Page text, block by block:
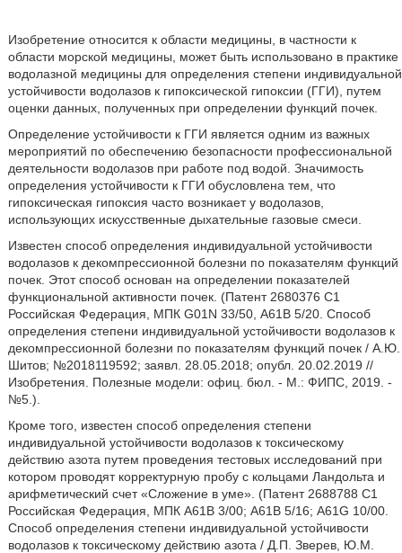
Изобретение относится к области медицины, в частности к
области морской медицины, может быть использовано в практике
водолазной медицины для определения степени индивидуальной
устойчивости водолазов к гипоксической гипоксии (ГГИ), путем
оценки данных, полученных при определении функций почек.
Определение устойчивости к ГГИ является одним из важных
мероприятий по обеспечению безопасности профессиональной
деятельности водолазов при работе под водой. Значимость
определения устойчивости к ГГИ обусловлена тем, что
гипоксическая гипоксия часто возникает у водолазов,
использующих искусственные дыхательные газовые смеси.
Известен способ определения индивидуальной устойчивости
водолазов к декомпрессионной болезни по показателям функций
почек. Этот способ основан на определении показателей
функциональной активности почек. (Патент 2680376 C1
Российская Федерация, МПК G01N 33/50, А61В 5/20. Способ
определения степени индивидуальной устойчивости водолазов к
декомпрессионной болезни по показателям функций почек / А.Ю.
Шитов; №2018119592; заявл. 28.05.2018; опубл. 20.02.2019 //
Изобретения. Полезные модели: офиц. бюл. - М.: ФИПС, 2019. -
№5.).
Кроме того, известен способ определения степени
индивидуальной устойчивости водолазов к токсическому
действию азота путем проведения тестовых исследований при
котором проводят корректурную пробу с кольцами Ландольта и
арифметический счет «Сложение в уме». (Патент 2688788 С1
Российская Федерация, МПК А61В 3/00; А61В 5/16; A61G 10/00.
Способ определения степени индивидуальной устойчивости
водолазов к токсическому действию азота / Д.П. Зверев, Ю.М.